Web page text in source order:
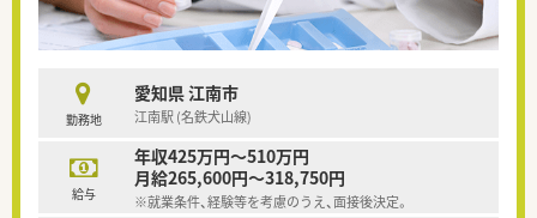
勤務地
愛知県 江南市
江南駅 (名鉄犬山線)
給与
年収425万円～510万円
月給265,600円～318,750円
※就業条件、経験等を考慮のうえ、面接後決定。